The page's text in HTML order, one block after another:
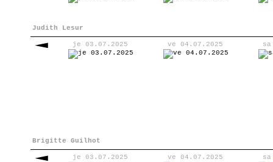
Judith Lesur
je 03.07.2025 ve 04.07.2025
Brigitte Guilhot
je 03.07.2025 ve 04.07.2025